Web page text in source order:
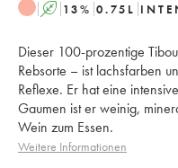
A 13% 0.75 L
Dieser 100-prozentige
Rebsorte – ist lachsfarben
Reflexe. Er hat eine
Gaumen ist er weinig,
Wein zum Essen.
Weitere Informationen